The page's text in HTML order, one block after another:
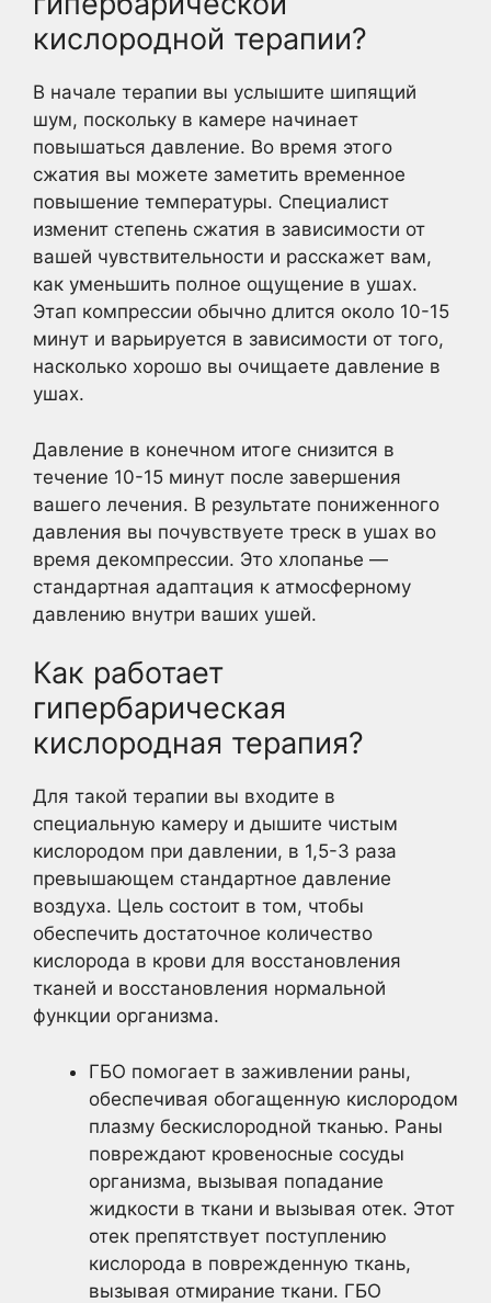
кислородной терапии?
В начале терапии вы услышите шипящий
шум, поскольку в камере начинает
повышаться давление. Во время этого
сжатия вы можете заметить временное
повышение температуры. Специалист
изменит степень сжатия в зависимости от
вашей чувствительности и расскажет вам,
как уменьшить полное ощущение в ушах.
Этап компрессии обычно длится около 10-15
минут и варьируется в зависимости от того,
насколько хорошо вы очищаете давление в
ушах.
Давление в конечном итоге снизится в
течение 10-15 минут после завершения
вашего лечения. В результате пониженного
давления вы почувствуете треск в ушах во
время декомпрессии. Это хлопанье —
стандартная адаптация к атмосферному
давлению внутри ваших ушей.
Как работает
гипербарическая
кислородная терапия?
Для такой терапии вы входите в
специальную камеру и дышите чистым
кислородом при давлении, в 1,5-3 раза
превышающем стандартное давление
воздуха. Цель состоит в том, чтобы
обеспечить достаточное количество
кислорода в крови для восстановления
тканей и восстановления нормальной
функции организма.
ГБО помогает в заживлении раны,
обеспечивая обогащенную кислородом
плазму бескислородной тканью. Раны
повреждают кровеносные сосуды
организма, вызывая попадание
жидкости в ткани и вызывая отек. Этот
отек препятствует поступлению
кислорода в поврежденную ткань,
вызывая отмирание ткани. ГБО